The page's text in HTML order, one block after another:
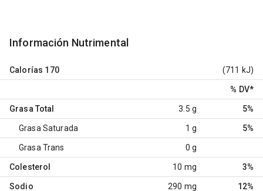
Información Nutrimental
Calorías 170 (711 kJ)
% DV*
Grasa Total 3.5 g 5%
Grasa Saturada 1 g 5%
Grasa Trans 0 g
Colesterol 10 mg 3%
Sodio 290 mg 12%